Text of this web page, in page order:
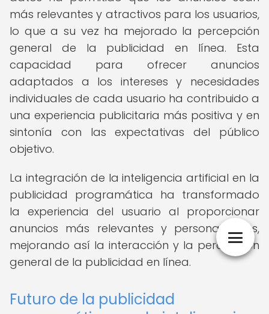
más relevantes y atractivos para los usuarios,
lo que a su vez ha mejorado la percepción
general de la publicidad en línea. Esta
capacidad para ofrecer anuncios
adaptados a los intereses y necesidades
individuales de cada usuario ha contribuido a
una experiencia publicitaria más positiva y en
sintonía con las expectativas del público
objetivo.
La integración de la inteligencia artificial en la
publicidad programática ha transformado
la experiencia del usuario al proporcionar
anuncios más relevantes y personalizados,
mejorando así la interacción y la percepción
general de la publicidad en línea.
Futuro de la publicidad